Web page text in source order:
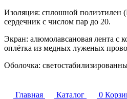
Изоляция: сплошной полиэтилен
сердечник с числом пар до 20.
Экран: алюмолавсановая лента с
оплётка из медных луженых
Оболочка:
Главная Каталог 0